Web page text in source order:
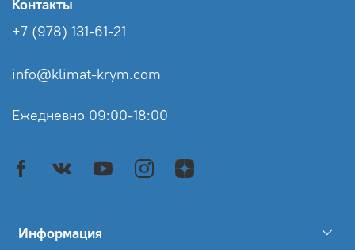
Информация
Контакты
+7 (978) 131-61-21
info@klimat-krym.com
Ежедневно 09:00-18:00